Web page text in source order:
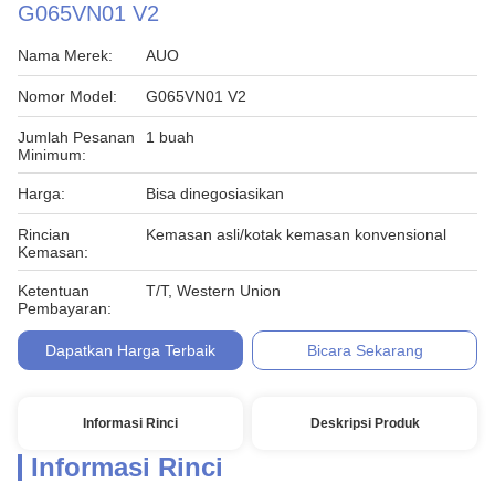
G065VN01 V2
Nama Merek: AUO
Nomor Model: G065VN01 V2
Jumlah Pesanan
Minimum:
1 buah
Harga: Bisa dinegosiasikan
Rincian
Kemasan:
Kemasan asli/kotak kemasan konvensional
Ketentuan
Pembayaran:
T/T, Western Union
Dapatkan Harga Terbaik Bicara Sekarang
Informasi Rinci Deskripsi Produk
Informasi Rinci